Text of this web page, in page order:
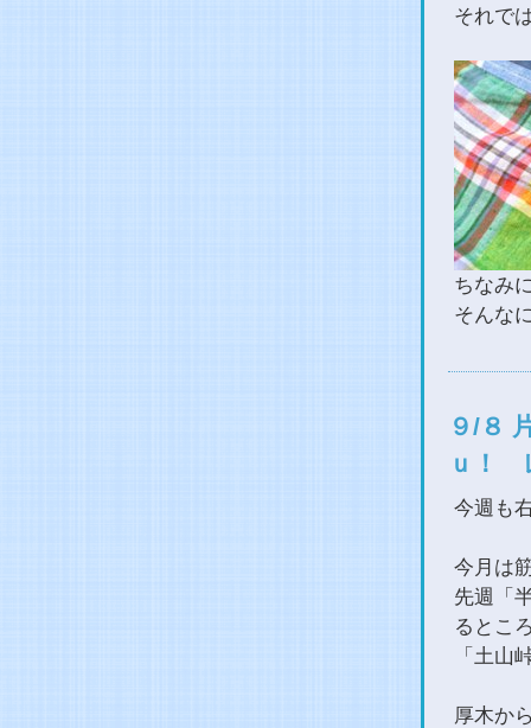
それで
ちなみ
そんな
９/８
ｕ！
今週も
今月は
先週「
るとこ
「土山
厚木か